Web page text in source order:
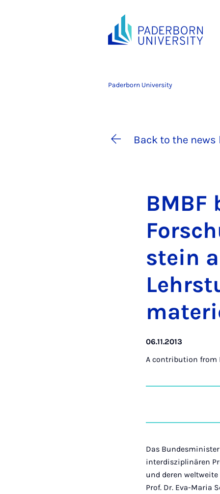
Paderborn University
Back to the
BMBF
stein
06.11.2013
A contribution from
Das
interdisziplinären
und deren
Prof. Dr. Eva-Maria